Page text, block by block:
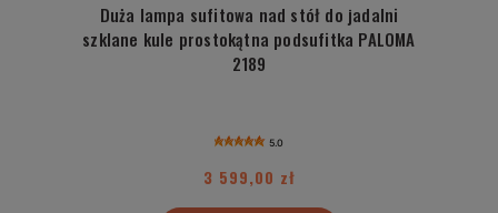
Duża lampa sufitowa nad stół do jadalni
szklane kule prostokątna podsufitka PALOMA
2189
5.0
3 599,00 zł